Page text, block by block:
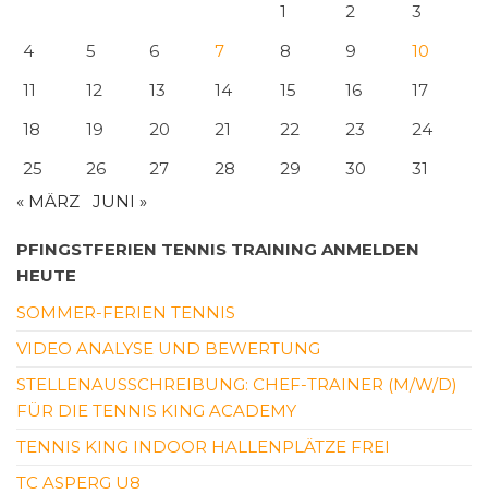
1
2
3
4
5 6 7 8 9
10
11
12 13 14 15 16
17
18
19 20 21 22 23
24
25
26 27 28 29 30
31
« MÄRZ
JUNI »
PFINGSTFERIEN TENNIS TRAINING ANMELDEN
HEUTE
SOMMER-FERIEN TENNIS
VIDEO ANALYSE UND BEWERTUNG
STELLENAUSSCHREIBUNG: CHEF-TRAINER (M/W/D)
FÜR DIE TENNIS KING ACADEMY
TENNIS KING INDOOR HALLENPLÄTZE FREI
TC ASPERG U8